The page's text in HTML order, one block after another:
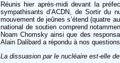
Réunis hier après-midi devant la
sympathisants d’ACDN, de Sortir du
mouvement de jeûnes s’étend (quatre
national de soutien comprend
Noam Chomsky ainsi que des
Alain Dalibard a répondu à nos
La dissuasion par le nucléaire est-elle